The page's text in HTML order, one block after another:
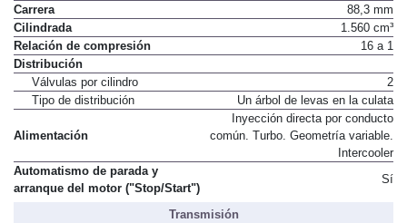
Carrera
88,3 mm
Cilindrada
1.560 cm³
Relación de compresión
16 a 1
Distribución
Válvulas por cilindro
2
Tipo de distribución
Un árbol de levas en la culata
Alimentación
Inyección directa por conducto
común. Turbo. Geometría variable.
Intercooler
Automatismo de parada y
arranque del motor ("Stop/Start")
Sí
Transmisión